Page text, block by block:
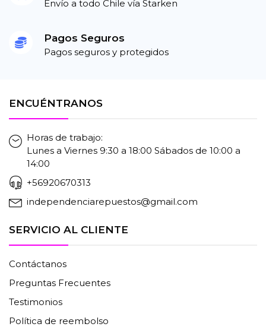
Envío a todo Chile vía Starken
Pagos Seguros
Pagos seguros y protegidos
ENCUÉNTRANOS
Horas de trabajo:
Lunes a Viernes 9:30 a 18:00 Sábados de 10:00 a
14:00
+56920670313
independenciarepuestos@gmail.com
SERVICIO AL CLIENTE
Contáctanos
Preguntas Frecuentes
Testimonios
Política de reembolso